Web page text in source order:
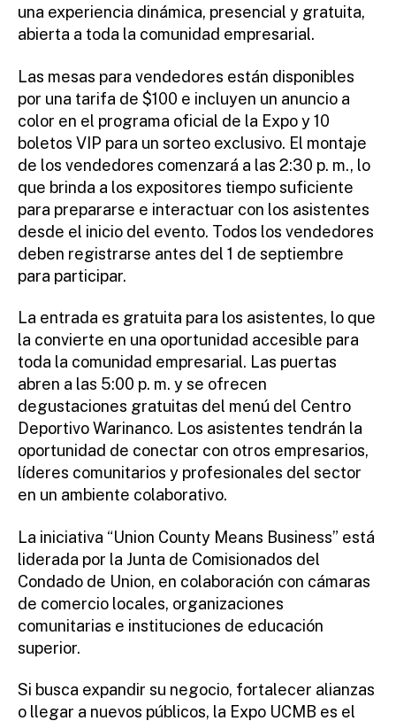
una experiencia dinámica, presencial y gratuita,
abierta a toda la comunidad empresarial.
Las mesas para vendedores están disponibles
por una tarifa de $100 e incluyen un anuncio a
color en el programa oficial de la Expo y 10
boletos VIP para un sorteo exclusivo. El montaje
de los vendedores comenzará a las 2:30 p. m., lo
que brinda a los expositores tiempo suficiente
para prepararse e interactuar con los asistentes
desde el inicio del evento. Todos los vendedores
deben registrarse antes del 1 de septiembre
para participar.
La entrada es gratuita para los asistentes, lo que
la convierte en una oportunidad accesible para
toda la comunidad empresarial. Las puertas
abren a las 5:00 p. m. y se ofrecen
degustaciones gratuitas del menú del Centro
Deportivo Warinanco. Los asistentes tendrán la
oportunidad de conectar con otros empresarios,
líderes comunitarios y profesionales del sector
en un ambiente colaborativo.
La iniciativa “Union County Means Business” está
liderada por la Junta de Comisionados del
Condado de Union, en colaboración con cámaras
de comercio locales, organizaciones
comunitarias e instituciones de educación
superior.
Si busca expandir su negocio, fortalecer alianzas
o llegar a nuevos públicos, la Expo UCMB es el